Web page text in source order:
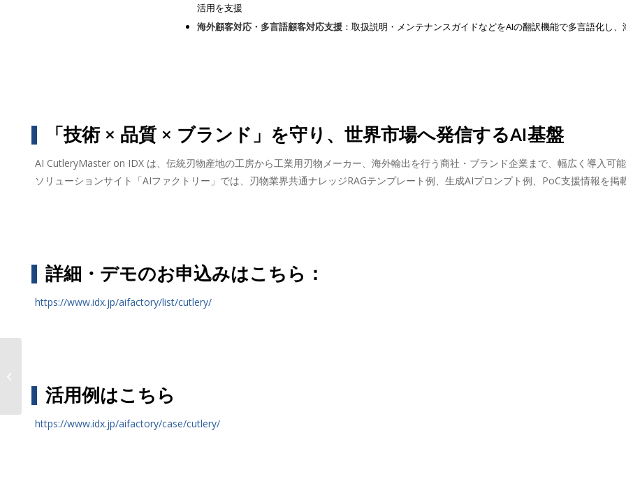
活用を支援
海外顧客対応・多言語顧客対応支援 ：取扱説明・メンテナンスガイドなどをAIの翻訳機能で多言語化し
「技術 × 品質 × ブランド」を守り、世界市場へ発信するAI基盤
AI CutleryMaster on IDX は、伝統刃物産地の工房から工業用刃物メーカー、海外輸出を行う商社・ブランド企業まで、幅広く導入可能
ソリューションサイト「AIファクトリー」では、刃物業界共通ナレッジRAGテンプレート例、生成AIプロンプト例、PoC支援情報を掲
詳細・デモのお申込みはこちら：
https://www.idx.jp/aifactory/list/cutlery/
活用例はこちら
https://www.idx.jp/aifactory/case/cutlery/
も、AIで次のレベルへ。”「AI...